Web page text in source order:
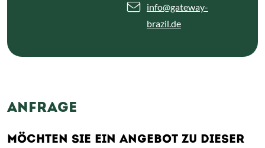
info@gateway-
brazil.de
ANFRAGE
MÖCHTEN SIE EIN ANGEBOT ZU DIESER